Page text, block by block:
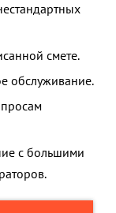
смете.
обслуживание.
с большими